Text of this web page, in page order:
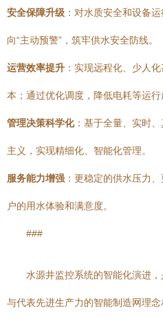
安全保障升级 ：对水质安全和设备
向“主动预警”，筑牢供水安全防线。
运营效率提升 ：实现远程化、少人
本；通过优化调度，降低电耗等运行
管理决策科学化：基于全量、实时
主义，实现精细化、智能化管理。
服务能力增强 ：更稳定的供水压力
户的用水体验和满意度。
###
水源井监控系统的智能化演进
与代表先进生产力的智能制造网理